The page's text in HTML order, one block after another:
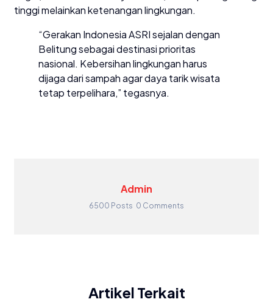
tinggi melainkan ketenangan lingkungan.
“Gerakan Indonesia ASRI sejalan dengan
Belitung sebagai destinasi prioritas
nasional. Kebersihan lingkungan harus
dijaga dari sampah agar daya tarik wisata
tetap terpelihara,” tegasnya.
Admin
6500 Posts 0 Comments
Artikel Terkait